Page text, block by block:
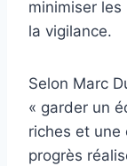
minimiser
la vigilance.
Selon Marc
« garder un
riches et une
progrès